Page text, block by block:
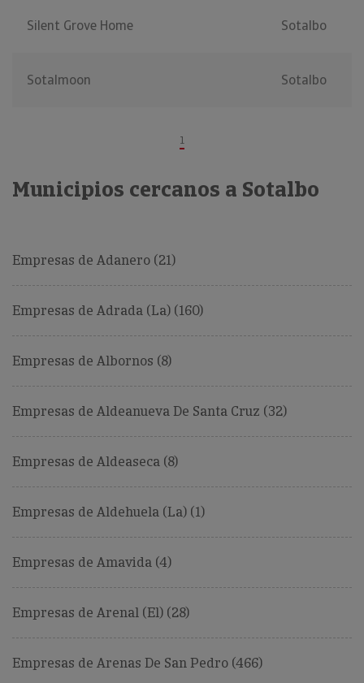
Silent Grove Home Sotalbo
Sotalmoon Sotalbo
1
Municipios cercanos a Sotalbo
Empresas de Adanero (21)
Empresas de Adrada (La) (160)
Empresas de Albornos (8)
Empresas de Aldeanueva De Santa Cruz (32)
Empresas de Aldeaseca (8)
Empresas de Aldehuela (La) (1)
Empresas de Amavida (4)
Empresas de Arenal (El) (28)
Empresas de Arenas De San Pedro (466)